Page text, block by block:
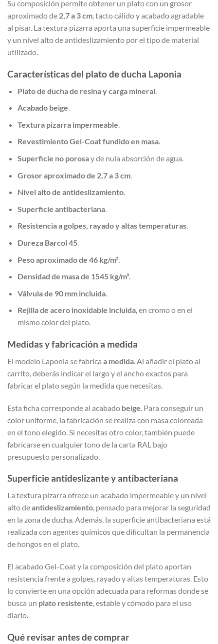
Su composición permite obtener un plato con un grosor
aproximado de 2,7 a 3 cm, tacto cálido y acabado agradable
al pisar. La textura pizarra aporta una superficie impermeable
y un nivel alto de antideslizamiento por el tipo de material
utilizado.
Características del plato de ducha Laponia
Plato de ducha de resina y carga mineral
Acabado beige.
Textura pizarra impermeable.
Revestimiento Gel-Coat fundido en masa.
Superficie no porosay de nula absorción de agua.
Grosor aproximado de 2,7 a 3 cm.
Nivel alto de antideslizamiento.
Superficie antibacteriana.
Resistencia a golpes, rayado y altas temperaturas.
Dureza Barcol 45.
Peso aproximado de 46 kg/m².
Densidad de masa de 1545 kg/m³.
Válvula de 90 mm incluida.
Rejilla de acero inoxidable incluida, en cromo o en el
mismo color del plato.
Medidas y fabricación a medida
El modelo Laponia se fabrica a medida . Al añadir el plato al
carrito, deberás indicar el largo y el ancho exactos para
fabricar el plato según la medida que necesitas.
Esta ficha corresponde al acabado beige . Para conseguir un
color uniforme, la fabricación se realiza con masa coloreada
en el tono elegido. Si necesitas otro color, también puede
fabricarse en cualquier tono de la carta RAL bajo
presupuesto personalizado.
Superficie antideslizante y antibacteriana
La textura pizarra ofrece un acabado impermeable y un nivel
alto deantideslizamiento, pensado para mejorar la seguridad
en la zona de ducha. Además, la superficie antibacteriana está
realizada con agentes químicos que dificultan la permanencia
de hongos en el plato.
El acabado Gel-Coat y la composición del plato aportan
resistencia frente a golpes, rayado y altas temperaturas. Esto
lo convierte en una opción adecuada para reformas donde se
busca un plato resistente , estable y cómodo para el uso
diario.
Qué revisar antes de comprar